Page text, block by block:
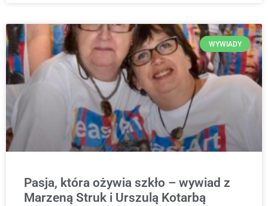
WYWIADY
Pasja, która ożywia szkło – wywiad z
Marzeną Struk i Urszulą Kotarbą